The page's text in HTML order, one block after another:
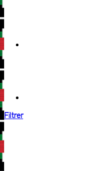
Filtrer